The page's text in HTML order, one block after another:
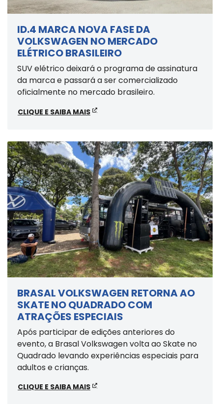
ID.4 MARCA NOVA FASE DA
VOLKSWAGEN NO MERCADO
ELÉTRICO BRASILEIRO
SUV elétrico deixará o programa de assinatura
da marca e passará a ser comercializado
oficialmente no mercado brasileiro.
CLIQUE E SAIBA MAIS
BRASAL VOLKSWAGEN RETORNA AO
SKATE NO QUADRADO COM
ATRAÇÕES ESPECIAIS
Após participar de edições anteriores do
evento, a Brasal Volkswagen volta ao Skate no
Quadrado levando experiências especiais para
adultos e crianças.
CLIQUE E SAIBA MAIS